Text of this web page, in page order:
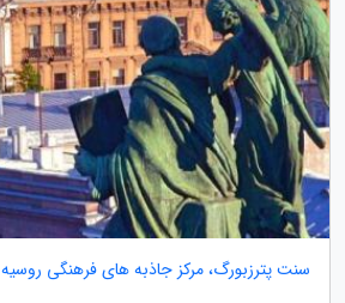
سنت پترزبورگ، مرکز جاذبه های فرهنگی روسیه